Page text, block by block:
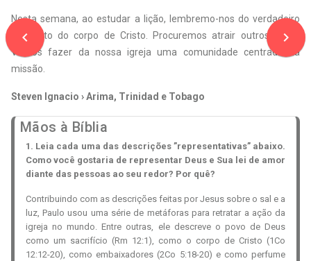
navigate_before
Nesta semana, ao estudar a lição, lembremo-nos do verdadeiro
propósito do corpo de Cristo. Procuremos atrair outros a Ele.
Vamos fazer da nossa igreja uma comunidade centrada na
missão.
Steven Ignacio › Arima, Trinidad e Tobago
Mãos à Bíblia
1. Leia cada uma das descrições ”representativas” abaixo.
Como você gostaria de representar Deus e Sua lei de amor
diante das pessoas ao seu redor? Por quê?
Contribuindo com as descrições feitas por Jesus sobre o sal e a
luz, Paulo usou uma série de metáforas para retratar a ação da
igreja no mundo. Entre outras, ele descreve o povo de Deus
como um sacrifício (Rm 12:1), como o corpo de Cristo (1Co
12:12-20), como embaixadores (2Co 5:18-20) e como perfume
navigate_next